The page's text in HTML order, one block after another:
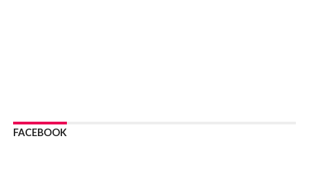
WYDARZENIA
FACEBOOK